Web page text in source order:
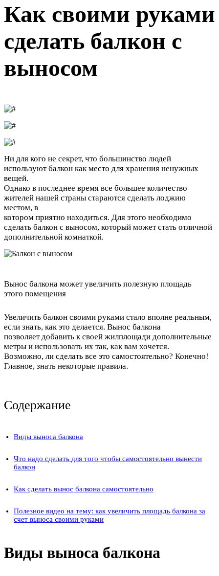
Как своими руками
сделать балкон с
выносом
Ни для кого не секрет, что большинство людей
используют балкон как место для хранения ненужных
вещей.
Однако в последнее время все большее количество
жителей нашей страны стараются сделать лоджию
местом, в
котором приятно находиться. Для этого необходимо
сделать балкон с выносом, который может стать отличной
дополнительной комнаткой.
Вынос балкона может увеличить полезную площадь
этого помещения
Увеличить балкон своими руками стало вполне реальным,
если знать, как это делается. Вынос балкона
позволяет добавить к своей жилплощади дополнительные
метры и использовать их так, как вам хочется.
Возможно, ли сделать все это самостоятельно? Конечно!
Главное, знать некоторые правила.
Содержание
Виды выноса балкона
Что надо сделать для того чтобы самостоятельно вынести
балкон
Как сделать вынос балкона самостоятельно
Полезное видео на тему: как увеличить площадь балкона за
счет выноса своими руками
Виды выноса балкона